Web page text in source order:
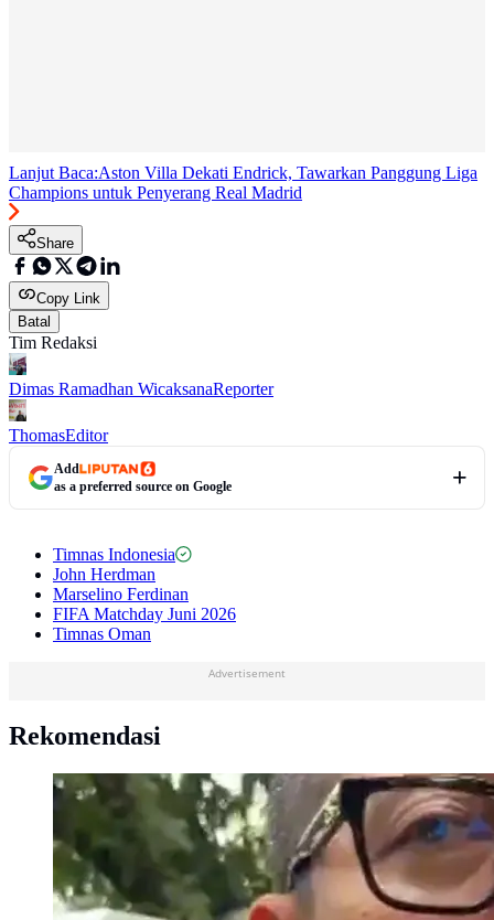
Lanjut Baca:Aston Villa Dekati Endrick, Tawarkan Panggung Liga
Champions untuk Penyerang Real Madrid
Share
Copy Link
Batal
Tim Redaksi
Dimas Ramadhan WicaksanaReporter
ThomasEditor
Add
as a preferred source on Google
Timnas Indonesia
John Herdman
Marselino Ferdinan
FIFA Matchday Juni 2026
Timnas Oman
Advertisement
Rekomendasi